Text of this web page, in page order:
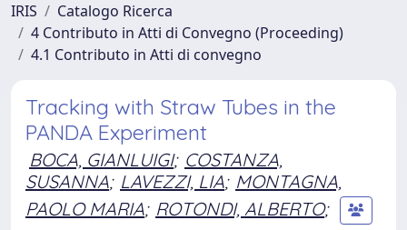
IRIS
Catalogo Ricerca
4 Contributo in Atti di Convegno (Proceeding)
4.1 Contributo in Atti di convegno
Tracking with Straw Tubes in the
PANDA Experiment
BOCA, GIANLUIGI; COSTANZA,
SUSANNA; LAVEZZI, LIA; MONTAGNA,
PAOLO MARIA; ROTONDI, ALBERTO;